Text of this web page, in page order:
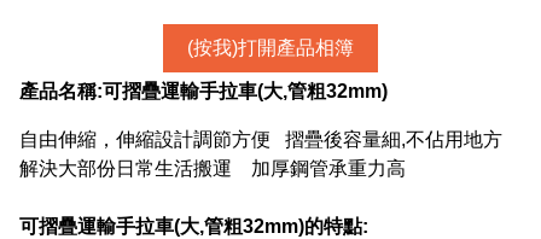
(按我)打開產品相簿
產品名稱:可摺疊運輸手拉車(大,管粗32mm)
自由伸縮，伸縮設計調節方便 摺疊後容量細,不佔用地方
解決大部份日常生活搬運 加厚鋼管承重力高
可摺疊運輸手拉車(大,管粗32mm)的特點: